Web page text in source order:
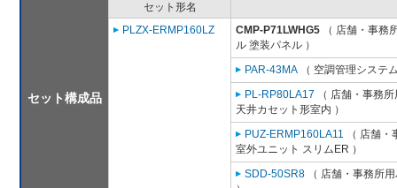
セット構成品
セット形名
PLZX-ERMP160LZ
CMP-P71LWHG5 （ 店舗・事務
ル 塗装パネル ）
PAR-43MA （ 空調管理システ
PL-RP80LA17 （ 店舗・事務
天井カセット形室内 ）
PUZ-ERMP160LA11 （ 店舗
室外ユニット スリムER ）
SDD-50SR8 （ 店舗・事務所